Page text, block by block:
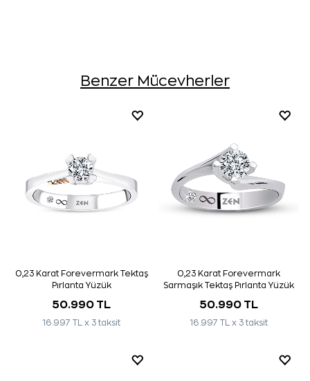
Benzer Mücevherler
0,23 Karat Forevermark Tektaş
Pırlanta Yüzük
50.990 TL
16.997 TL x 3 taksit
0,23 Karat Forevermark
Sarmaşık Tektaş Pırlanta Yüzük
50.990 TL
16.997 TL x 3 taksit